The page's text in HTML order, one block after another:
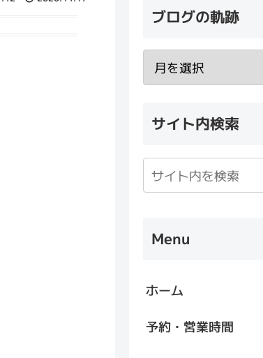
ブログの軌跡
サイト内検索
Menu
ホーム
予約・営業時間